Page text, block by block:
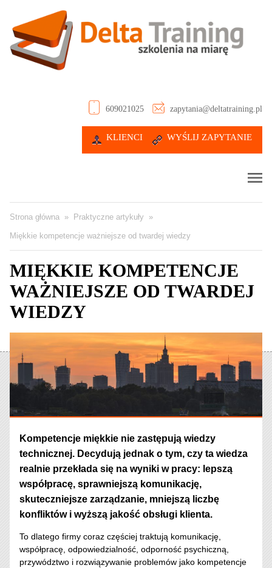
609021025 zapytania@deltatraining.pl
KLIENCI WYŚLIJ ZAPYTANIE
Strona główna » Praktyczne artykuły »
Miękkie kompetencje ważniejsze od twardej wiedzy
MIĘKKIE KOMPETENCJE
WAŻNIEJSZE OD TWARDEJ
WIEDZY
Kompetencje miękkie nie zastępują wiedzy
technicznej. Decydują jednak o tym, czy ta wiedza
realnie przekłada się na wyniki w pracy: lepszą
współpracę, sprawniejszą komunikację,
skuteczniejsze zarządzanie, mniejszą liczbę
konfliktów i wyższą jakość obsługi klienta.
To dlatego firmy coraz częściej traktują komunikację,
współpracę, odpowiedzialność, odporność psychiczną,
przywództwo i rozwiązywanie problemów jako kompetencje